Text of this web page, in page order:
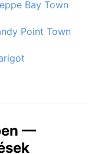
Bay Town
Point Town
—